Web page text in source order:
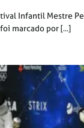
Infantil Mestre
marcado por [...]